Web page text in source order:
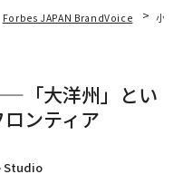
Forbes JAPAN BrandVoice 小さ
「大洋州」とい
ンティア
Studio